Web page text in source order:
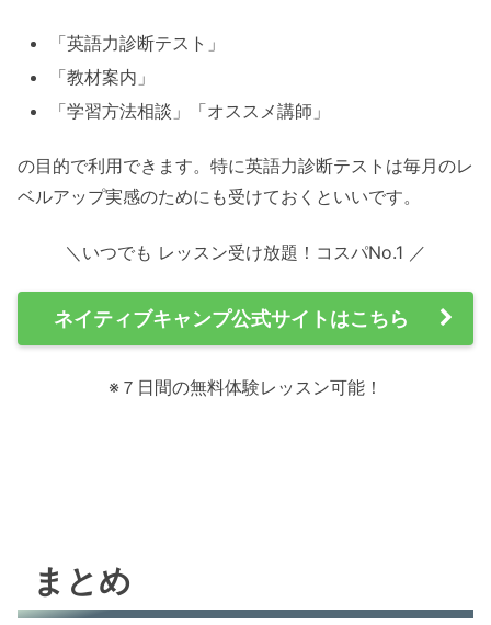
「英語力診断テスト」
「教材案内」
「学習方法相談」「オススメ講師」
の目的で利用できます。特に英語力診断テストは毎月のレ
ベルアップ実感のためにも受けておくといいです。
＼いつでも レッスン受け放題！コスパNo.1 ／
ネイティブキャンプ公式サイトはこちら
※７日間の無料体験レッスン可能！
まとめ